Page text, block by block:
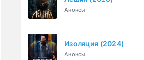
Под землёй (2026)
Анонсы
Изоляция (2024)
Анонсы